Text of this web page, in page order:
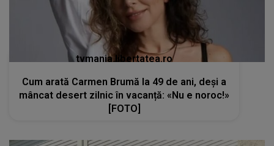
tvmania.libertatea.ro
Cum arată Carmen Brumă la 49 de ani, deși a
mâncat desert zilnic în vacanță: «Nu e noroc!»
[FOTO]